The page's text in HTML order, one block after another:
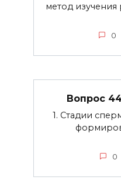
метод
0
Вопрос
1. Стадии
0